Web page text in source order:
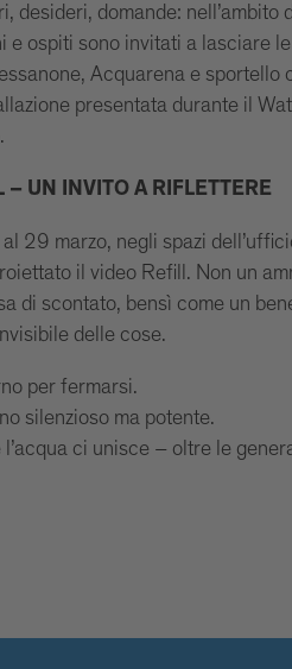
desideri, domande: nell’ambito
e ospiti sono invitati a lasciare
Acquarena e
presentata durante il
– UN INVITO A RIFLETTERE
29 marzo, negli spazi
il video Refill. Non un
di scontato, bensì come un
delle cose.
per fermarsi.
silenzioso ma potente.
l’acqua ci unisce – oltre le